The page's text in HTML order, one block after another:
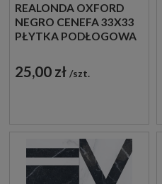
REALONDA OXFORD
NEGRO CENEFA 33X33
PŁYTKA PODŁOGOWA
25,00 zł szt.